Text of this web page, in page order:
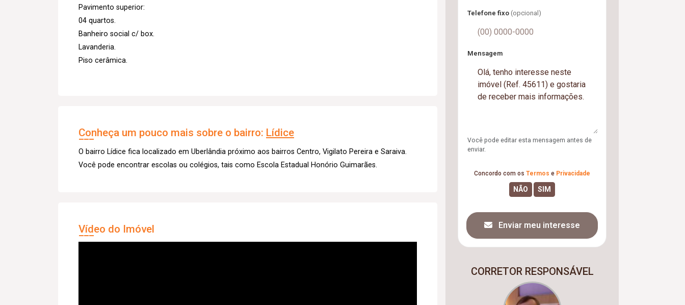
Pavimento superior:
04 quartos.
Banheiro social c/ box.
Lavanderia.
Piso cerâmica.
Conheça um pouco mais sobre o bairro: Lídice
O bairro Lídice fica localizado em Uberlândia próximo aos bairros Centro, Vigilato Pereira e Saraiva.
Você pode encontrar escolas ou colégios, tais como Escola Estadual Honório Guimarães.
Vídeo do Imóvel
Telefone fixo (opcional)
Mensagem
Você pode editar esta mensagem antes de
enviar.
Concordo com os Termos e Privacidade
Enviar meu interesse
CORRETOR RESPONSÁVEL